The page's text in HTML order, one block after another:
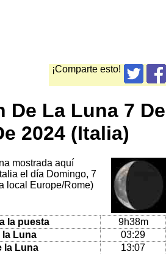
¡Comparte esto!
De La Luna 7 De
2024 (Italia)
mostrada aquí
el día Domingo, 7
local Europe/Rome)
la puesta
9h38m
la Luna
03:29
la Luna
13:07